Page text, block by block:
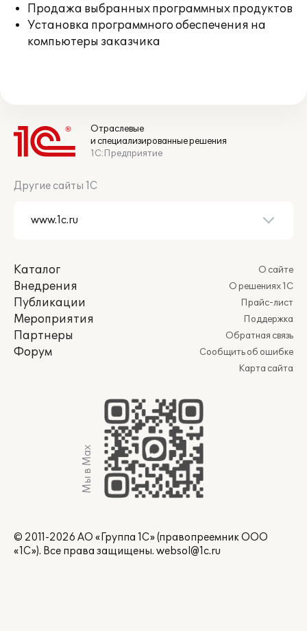
Продажа выбранных программных продуктов
Установка программного обеспечения на
компьютеры заказчика
Отраслевые
и специализированные решения
1С:Предприятие
Другие сайты 1С
Каталог
Внедрения
Публикации
Мероприятия
Партнеры
Форум
О сайте
О решениях 1С
Прайс-лист
Поддержка
Обратная связь
Сообщить об ошибке
Карта сайта
Мы в Max
© 2011-2026 АО «Группа 1С» (правопреемник ООО
«1С»). Все права защищены. websol@1c.ru